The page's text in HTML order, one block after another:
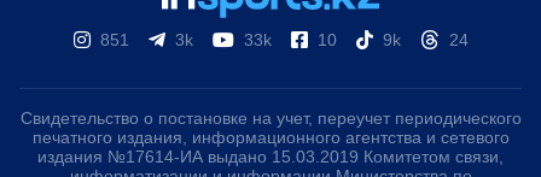
851 3k 33k 10 9k 24
Свидетельство о постановке на учет, переучет периодического
печатного издания, информационного агентства и сетевого
издания №17614-ИА выдано 15.03.2019 Комитетом связи,